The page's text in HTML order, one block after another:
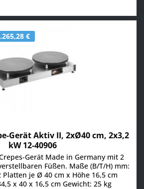
€
Gerät Aktiv II, 2xØ40 cm, 2x3,2
kW 12-40906
Gerät Made in Germany mit 2
Füßen. Maße (B/T/H) mm:
Platten je Ø 40 cm x Höhe 16,5 cm
x 40 x 16,5 cm Gewicht: 25 kg